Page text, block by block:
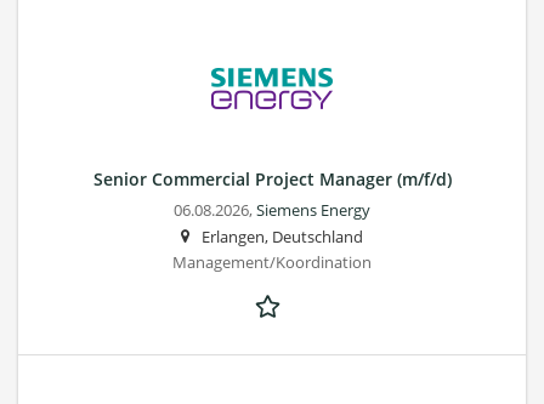
Senior Commercial Project Manager (m/f/d)
06.08.2026,Siemens Energy
Erlangen, Deutschland
Management/Koordination